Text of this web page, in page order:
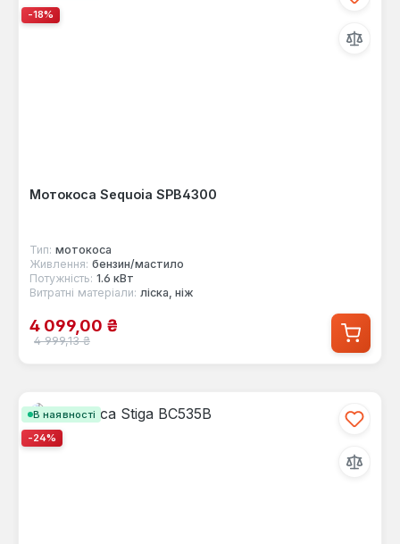
-18%
Мотокоса Sequoia SPB4300
Тип: мотокоса
Живлення: бензин/мастило
Потужність: 1.6 кВт
Витратні матеріали: ліска, ніж
Ціна продажу:
4 099,00 ₴
Звичайна ціна:
4 999,13 ₴
В наявності
-24%